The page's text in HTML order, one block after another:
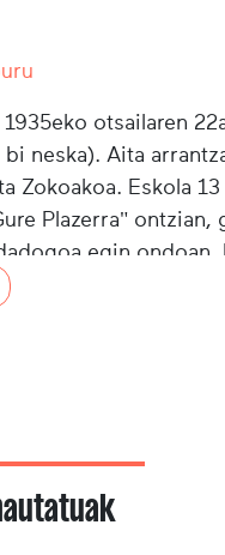
1935eko otsailaren
neska). Aita
Zokoakoa. Eskola
Plazerra"
egin
arte. 1959an